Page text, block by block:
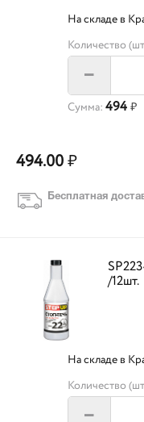
На складе в
Количество
–
Сумма: 494 ₽
494.00₽
Бесплатная
/12шт.
На складе в
Количество
–